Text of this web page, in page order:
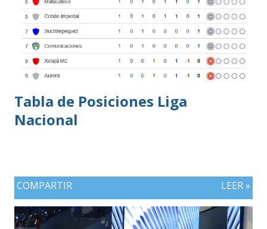
Tabla de Posiciones Liga
Nacional
COMPARTIR LEER »